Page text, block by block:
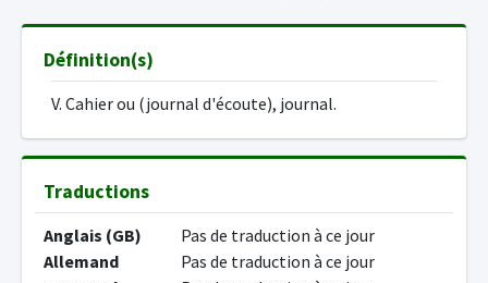
Définition(s)
V. Cahier ou (journal d'écoute), journal.
Traductions
Anglais (GB)
Pas de traduction à ce jour
Allemand
Pas de traduction à ce jour